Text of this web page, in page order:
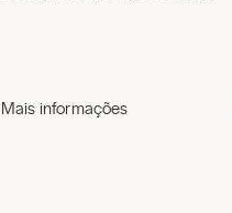
Mais informações